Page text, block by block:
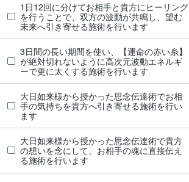
1日12回に分けてお相手と貴方にヒーリング
を行うことで、双方の波動が共鳴し、望む
未来へ引き寄せる施術を行います
3日間の長い期間を使い、【運命の赤い糸】
が絶対切れないように高次元波動エネルギ
ーで更に太くする施術を行います
大日如来様から授かった思念伝達術でお相
手の気持ちを貴方へ引き寄せる施術を行い
ます
大日如来様から授かった思念伝達術で貴方
の想いを念にして、お相手の魂に直接伝え
る施術を行います